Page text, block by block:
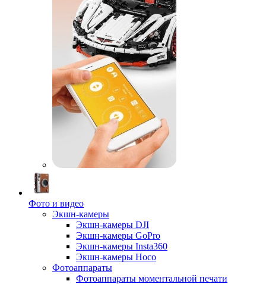
Фото и видео
Экшн-камеры
Экшн-камеры DJI
Экшн-камеры GoPro
Экшн-камеры Insta360
Экшн-камеры Hoco
Фотоаппараты
Фотоаппараты моментальной печати